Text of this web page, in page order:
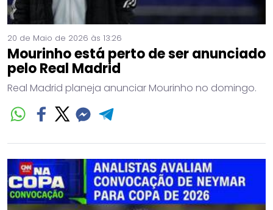
20 de Maio de 2026 às 13:26
Mourinho está perto de ser anunciado
pelo Real Madrid
Real Madrid planeja anunciar Mourinho no domingo.